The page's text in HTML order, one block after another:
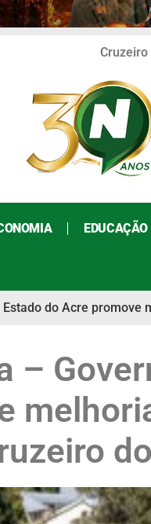
Cruzeiro
EDUCAÇÃO
do Acre
–